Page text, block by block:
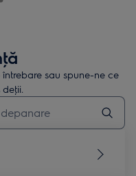
sau spune-ne ce